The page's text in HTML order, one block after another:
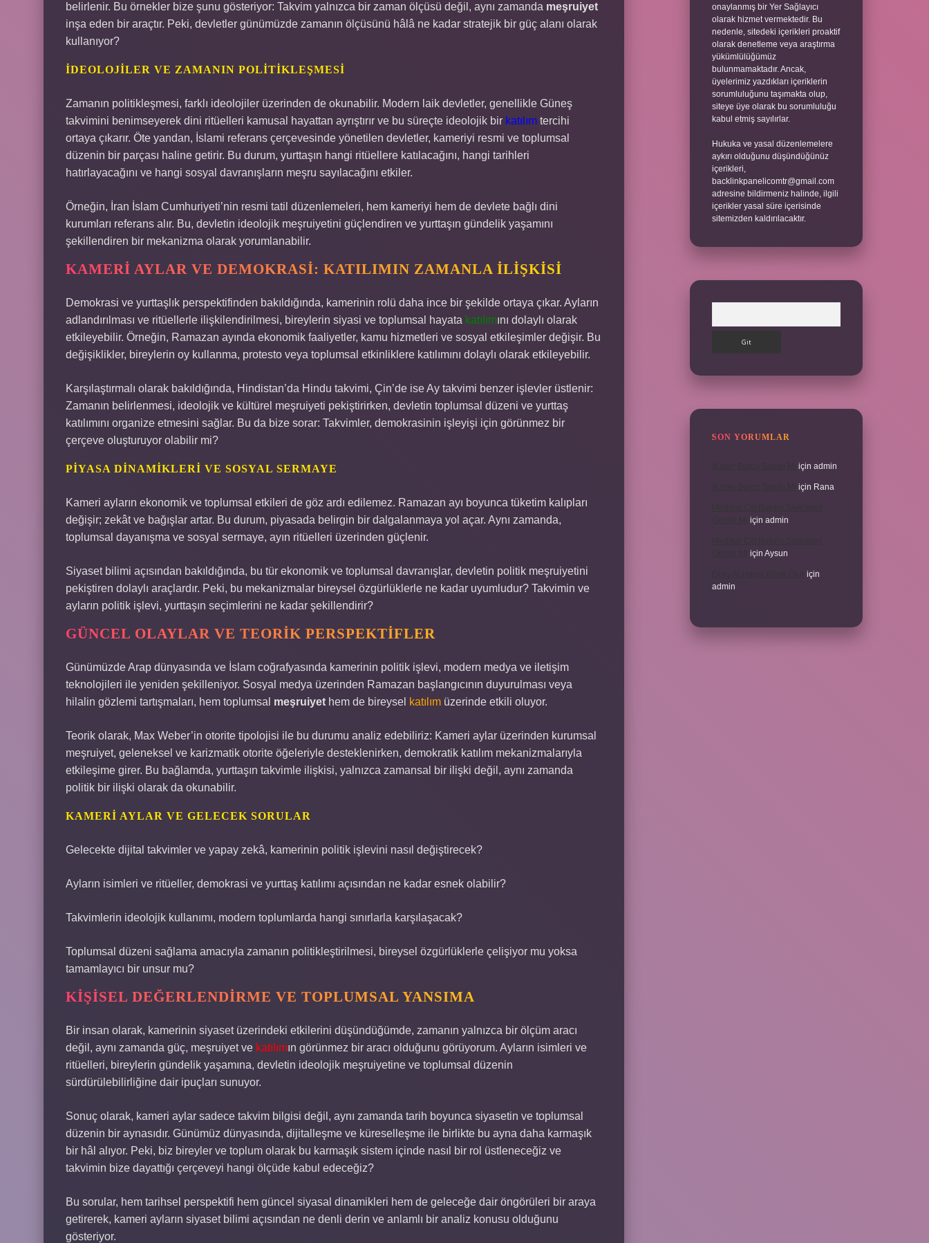
belirlenir. Bu örnekler bize şunu gösteriyor: Takvim yalnızca bir zaman ölçüsü değil, aynı zamanda meşruiyet
inşa eden bir araçtır. Peki, devletler günümüzde zamanın ölçüsünü hâlâ ne kadar stratejik bir güç alanı olarak
kullanıyor?
İDEOLOJILER VE ZAMANIN POLITIKLEŞMESI
Zamanın politikleşmesi, farklı ideolojiler üzerinden de okunabilir. Modern laik devletler, genellikle Güneş
takvimini benimseyerek dini ritüelleri kamusal hayattan ayrıştırır ve bu süreçte ideolojik bir katılım tercihi
ortaya çıkarır. Öte yandan, İslami referans çerçevesinde yönetilen devletler, kameriyi resmi ve toplumsal
düzenin bir parçası haline getirir. Bu durum, yurttaşın hangi ritüellere katılacağını, hangi tarihleri
hatırlayacağını ve hangi sosyal davranışların meşru sayılacağını etkiler.
Örneğin, İran İslam Cumhuriyeti’nin resmi tatil düzenlemeleri, hem kameriyi hem de devlete bağlı dini
kurumları referans alır. Bu, devletin ideolojik meşruiyetini güçlendiren ve yurttaşın gündelik yaşamını
şekillendiren bir mekanizma olarak yorumlanabilir.
KAMERI AYLAR VE DEMOKRASI: KATILIMIN ZAMANLA İLIŞKISI
Demokrasi ve yurttaşlık perspektifinden bakıldığında, kamerinin rolü daha ince bir şekilde ortaya çıkar. Ayların
adlandırılması ve ritüellerle ilişkilendirilmesi, bireylerin siyasi ve toplumsal hayata katılımını dolaylı olarak
etkileyebilir. Örneğin, Ramazan ayında ekonomik faaliyetler, kamu hizmetleri ve sosyal etkileşimler değişir. Bu
değişiklikler, bireylerin oy kullanma, protesto veya toplumsal etkinliklere katılımını dolaylı olarak etkileyebilir.
Karşılaştırmalı olarak bakıldığında, Hindistan’da Hindu takvimi, Çin’de ise Ay takvimi benzer işlevler üstlenir:
Zamanın belirlenmesi, ideolojik ve kültürel meşruiyeti pekiştirirken, devletin toplumsal düzeni ve yurttaş
katılımını organize etmesini sağlar. Bu da bize sorar: Takvimler, demokrasinin işleyişi için görünmez bir
çerçeve oluşturuyor olabilir mi?
PIYASA DINAMIKLERI VE SOSYAL SERMAYE
Kameri ayların ekonomik ve toplumsal etkileri de göz ardı edilemez. Ramazan ayı boyunca tüketim kalıpları
değişir; zekât ve bağışlar artar. Bu durum, piyasada belirgin bir dalgalanmaya yol açar. Aynı zamanda,
toplumsal dayanışma ve sosyal sermaye, ayın ritüelleri üzerinden güçlenir.
Siyaset bilimi açısından bakıldığında, bu tür ekonomik ve toplumsal davranışlar, devletin politik meşruiyetini
pekiştiren dolaylı araçlardır. Peki, bu mekanizmalar bireysel özgürlüklerle ne kadar uyumludur? Takvimin ve
ayların politik işlevi, yurttaşın seçimlerini ne kadar şekillendirir?
GÜNCEL OLAYLAR VE TEORIK PERSPEKTIFLER
Günümüzde Arap dünyasında ve İslam coğrafyasında kamerinin politik işlevi, modern medya ve iletişim
teknolojileri ile yeniden şekilleniyor. Sosyal medya üzerinden Ramazan başlangıcının duyurulması veya
hilalin gözlemi tartışmaları, hem toplumsal meşruiyet hem de bireysel katılım üzerinde etkili oluyor.
Teorik olarak, Max Weber’in otorite tipolojisi ile bu durumu analiz edebiliriz: Kameri aylar üzerinden kurumsal
meşruiyet, geleneksel ve karizmatik otorite öğeleriyle desteklenirken, demokratik katılım mekanizmalarıyla
etkileşime girer. Bu bağlamda, yurttaşın takvimle ilişkisi, yalnızca zamansal bir ilişki değil, aynı zamanda
politik bir ilişki olarak da okunabilir.
KAMERI AYLAR VE GELECEK SORULAR
Gelecekte dijital takvimler ve yapay zekâ, kamerinin politik işlevini nasıl değiştirecek?
Ayların isimleri ve ritüeller, demokrasi ve yurttaş katılımı açısından ne kadar esnek olabilir?
Takvimlerin ideolojik kullanımı, modern toplumlarda hangi sınırlarla karşılaşacak?
Toplumsal düzeni sağlama amacıyla zamanın politikleştirilmesi, bireysel özgürlüklerle çelişiyor mu yoksa
tamamlayıcı bir unsur mu?
KIŞISEL DEĞERLENDIRME VE TOPLUMSAL YANSIMA
Bir insan olarak, kamerinin siyaset üzerindeki etkilerini düşündüğümde, zamanın yalnızca bir ölçüm aracı
değil, aynı zamanda güç, meşruiyet ve katılımın görünmez bir aracı olduğunu görüyorum. Ayların isimleri ve
ritüelleri, bireylerin gündelik yaşamına, devletin ideolojik meşruiyetine ve toplumsal düzenin
sürdürülebilirliğine dair ipuçları sunuyor.
Sonuç olarak, kameri aylar sadece takvim bilgisi değil, aynı zamanda tarih boyunca siyasetin ve toplumsal
düzenin bir aynasıdır. Günümüz dünyasında, dijitalleşme ve küreselleşme ile birlikte bu ayna daha karmaşık
bir hâl alıyor. Peki, biz bireyler ve toplum olarak bu karmaşık sistem içinde nasıl bir rol üstleneceğiz ve
takvimin bize dayattığı çerçeveyi hangi ölçüde kabul edeceğiz?
Bu sorular, hem tarihsel perspektifi hem güncel siyasal dinamikleri hem de geleceğe dair öngörüleri bir araya
getirerek, kameri ayların siyaset bilimi açısından ne denli derin ve anlamlı bir analiz konusu olduğunu
gösteriyor.
onaylanmış bir Yer Sağlayıcı
olarak hizmet vermektedir. Bu
nedenle, sitedeki içerikleri proaktif
olarak denetleme veya araştırma
yükümlülüğümüz
bulunmamaktadır. Ancak,
üyelerimiz yazdıkları içeriklerin
sorumluluğunu taşımakta olup,
siteye üye olarak bu sorumluluğu
kabul etmiş sayılırlar.
Hukuka ve yasal düzenlemelere
aykırı olduğunu düşündüğünüz
içerikleri,
backlinkpanelicomtr@gmail.com
adresine bildirmeniz halinde, ilgili
içerikler yasal süre içerisinde
sitemizden kaldırılacaktır.
SON YORUMLAR
için admin
için Rana
için admin
için Aysun
için
admin